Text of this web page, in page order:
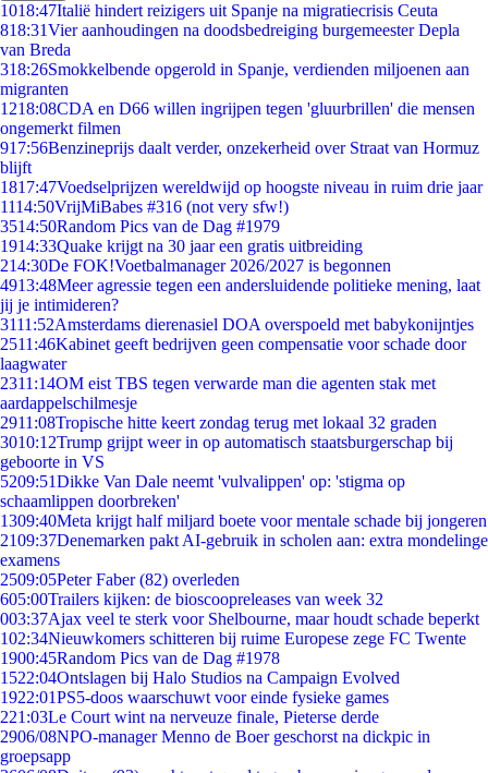
1018:47Italië hindert reizigers uit Spanje na migratiecrisis Ceuta
818:31Vier aanhoudingen na doodsbedreiging burgemeester Depla
van Breda
318:26Smokkelbende opgerold in Spanje, verdienden miljoenen aan
migranten
1218:08CDA en D66 willen ingrijpen tegen 'gluurbrillen' die mensen
ongemerkt filmen
917:56Benzineprijs daalt verder, onzekerheid over Straat van Hormuz
blijft
1817:47Voedselprijzen wereldwijd op hoogste niveau in ruim drie jaar
1114:50VrijMiBabes #316 (not very sfw!)
3514:50Random Pics van de Dag #1979
1914:33Quake krijgt na 30 jaar een gratis uitbreiding
214:30De FOK!Voetbalmanager 2026/2027 is begonnen
4913:48Meer agressie tegen een andersluidende politieke mening, laat
jij je intimideren?
3111:52Amsterdams dierenasiel DOA overspoeld met babykonijntjes
2511:46Kabinet geeft bedrijven geen compensatie voor schade door
laagwater
2311:14OM eist TBS tegen verwarde man die agenten stak met
aardappelschilmesje
2911:08Tropische hitte keert zondag terug met lokaal 32 graden
3010:12Trump grijpt weer in op automatisch staatsburgerschap bij
geboorte in VS
5209:51Dikke Van Dale neemt 'vulvalippen' op: 'stigma op
schaamlippen doorbreken'
1309:40Meta krijgt half miljard boete voor mentale schade bij jongeren
2109:37Denemarken pakt AI-gebruik in scholen aan: extra mondelinge
examens
2509:05Peter Faber (82) overleden
605:00Trailers kijken: de bioscoopreleases van week 32
003:37Ajax veel te sterk voor Shelbourne, maar houdt schade beperkt
102:34Nieuwkomers schitteren bij ruime Europese zege FC Twente
1900:45Random Pics van de Dag #1978
1522:04Ontslagen bij Halo Studios na Campaign Evolved
1922:01PS5-doos waarschuwt voor einde fysieke games
221:03Le Court wint na nerveuze finale, Pieterse derde
2906/08NPO-manager Menno de Boer geschorst na dickpic in
groepsapp